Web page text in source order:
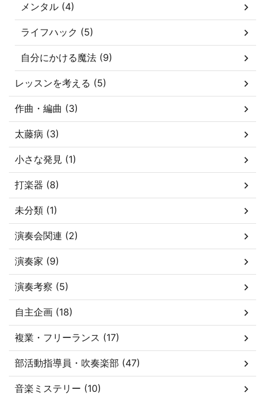
メンタル (4)
ライフハック (5)
自分にかける魔法 (9)
レッスンを考える (5)
作曲・編曲 (3)
太藤病 (3)
小さな発見 (1)
打楽器 (8)
未分類 (1)
演奏会関連 (2)
演奏家 (9)
演奏考察 (5)
自主企画 (18)
複業・フリーランス (17)
部活動指導員・吹奏楽部 (47)
音楽ミステリー (10)